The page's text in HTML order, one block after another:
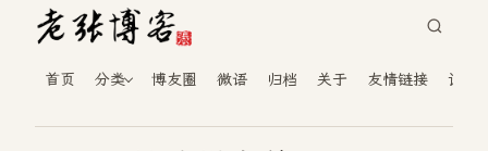
首页 分类 博友圈 微语 归档 关于 友情链接 读者